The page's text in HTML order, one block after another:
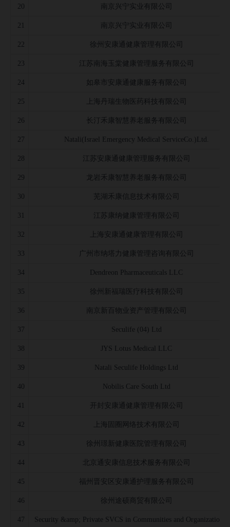
20 南京兴宁实业有限公司
21 南京兴宁实业有限公司
22 徐州安康通健康管理有限公司
23 江苏南海玉棠健康管理服务有限公司
24 如皋市安康通健康服务有限公司
25 上海丹瑞生物医药科技有限公司
26 长汀禾康智慧养老服务有限公司
27 Natali(Israel Emergency Medical ServiceCo.)Ltd.
28 江苏安康通健康管理服务有限公司
29 龙岩禾康智慧养老服务有限公司
30 芜湖禾康信息技术有限公司
31 江苏康纳健康管理有限公司
32 上海安康通健康管理有限公司
33 广州市纳塔力健康管理咨询有限公司
34 Dendreon Pharmaceuticals LLC
35 徐州新福瑞医疗科技有限公司
36 南京新百物业资产管理有限公司
37 Seculife (04) Ltd
38 JYS Lotus Medical LLC
39 Natali Seculife Holdings Ltd
40 Nobilis Care South Ltd
41 开封安康通健康管理有限公司
42 上海固圈网络技术有限公司
43 徐州璟新健康医院管理有限公司
44 北京通安康信息技术服务有限公司
45 福州晋安区安康通护理服务有限公司
46 徐州途硕商贸有限公司
47 Security &amp; Private SVCS in Communities and Organizations